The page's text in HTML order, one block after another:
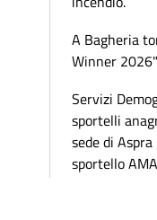
A Bagheria
Winner
Servizi
sportelli
sede di
sportello